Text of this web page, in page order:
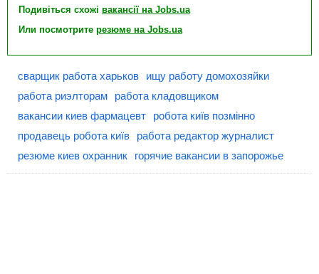
Подивіться схожі вакансії на Jobs.ua
Или посмотрите резюме на Jobs.ua
сварщик работа харьков
ищу работу домохозяйки
работа риэлторам
работа кладовщиком
вакансии киев фармацевт
робота київ позмінно
продавець робота київ
работа редактор журналист
резюме киев охранник
горячие вакансии в запорожье